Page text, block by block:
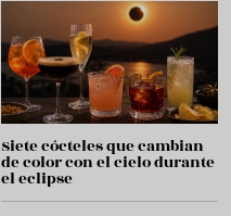
Siete cócteles que cambian
de color con el cielo durante
el eclipse